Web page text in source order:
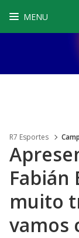
MENU
R7 Esportes
Fabián
muito
vamos